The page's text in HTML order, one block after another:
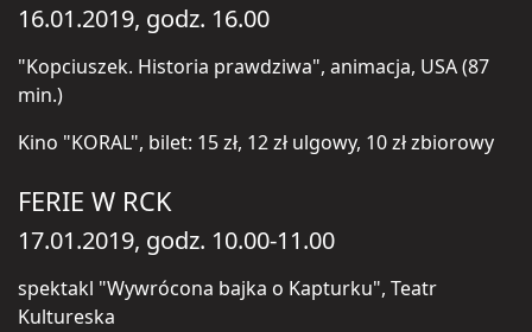
16.01.2019, godz. 16.00
"Kopciuszek. Historia prawdziwa", animacja, USA (87
min.)
Kino "KORAL", bilet: 15 zł, 12 zł ulgowy, 10 zł zbiorowy
FERIE W RCK
17.01.2019, godz. 10.00-11.00
spektakl "Wywrócona bajka o Kapturku", Teatr
Kultureska